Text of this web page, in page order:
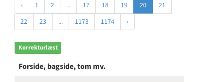
‹ 1 2 ... 17 18 19 20
21
22
23 ... 1173 1174 ›
Korrekturlæst
Forside, bagside, tom mv.